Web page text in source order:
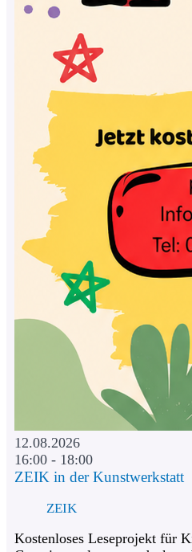
12.08.2026
16:00 - 18:00
ZEIK in der Kunstwerkstatt
ZEIK
Kostenloses Leseprojekt für